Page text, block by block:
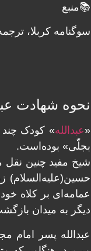
📚منبع
سوگنامه کربلا،
نحوه شهادت
«عبدالله» کودک چند
بجلّی» بوده‌است.
شیخ مفید چنین
عمامه‌ای بر کلاه
دیگر به میدان
عبدالله پسر امام